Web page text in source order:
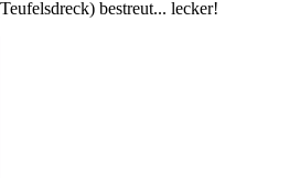
bestreut... lecker!